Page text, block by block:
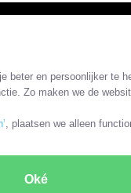
beter en persoonlijker te
Zo maken we de
, plaatsen we alleen
Oké